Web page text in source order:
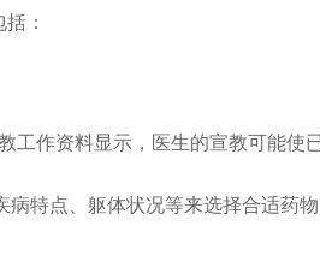
：
工作资料显示，医生的宣教可能使
病特点、躯体状况等来选择合适药